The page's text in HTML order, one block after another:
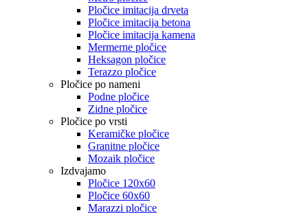
Pločice imitacija drveta
Pločice imitacija betona
Pločice imitacija kamena
Mermerne pločice
Heksagon pločice
Terazzo pločice
Pločice po nameni
Podne pločice
Zidne pločice
Pločice po vrsti
Keramičke pločice
Granitne pločice
Mozaik pločice
Izdvajamo
Pločice 120x60
Pločice 60x60
Marazzi pločice